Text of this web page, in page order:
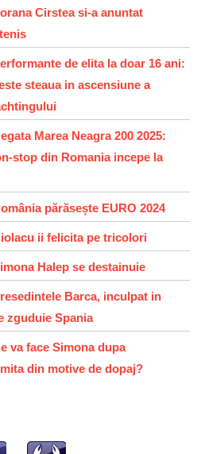
Cirstea si-a anuntat
de elita la doar 16 ani:
steaua in ascensiune a
Marea Neagra 200 2025:
stop din Romania incepe la
părăsește EURO 2024
ii felicita pe tricolori
Halep se destainuie
Barca, inculpat in
zguduie Spania
va face Simona dupa
din motive de dopaj?